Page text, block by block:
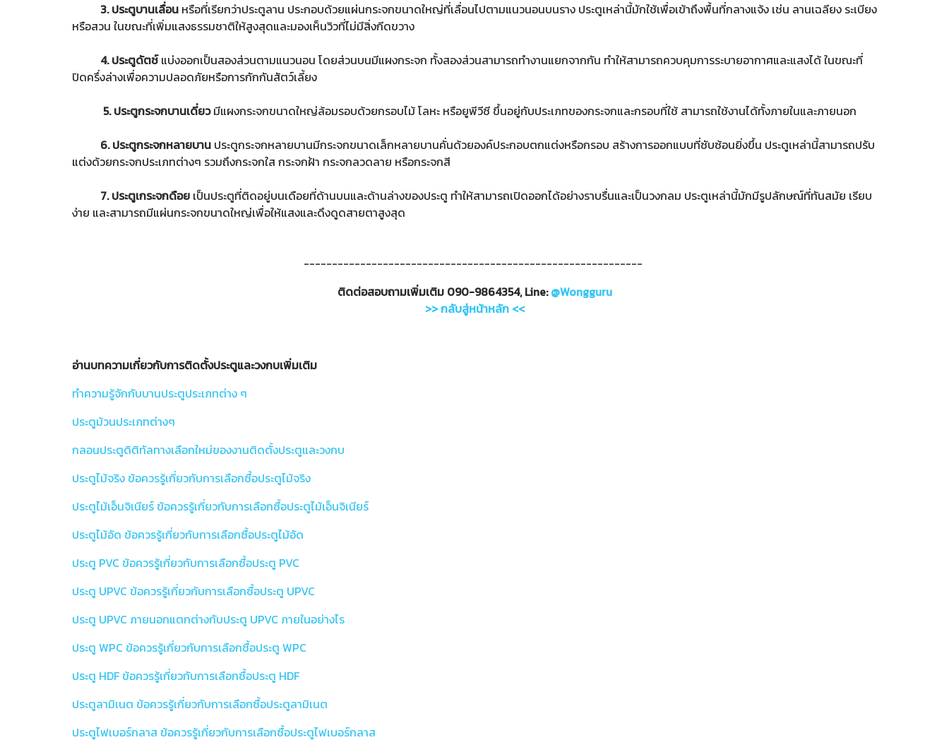
3. ประตูบานเลื่อน หรือที่เรียกว่าประตูลาน ประกอบด้วยแผ่นกระจกขนาดใหญ่ที่เลื่อนไปตามแนวนอนบนราง ประตูเหล่านี้มักใช้เพื่อเข้าถึงพื้นที่กลางแจ้ง เช่น ลานเฉลียง ระเบียง
หรือสวน ในขณะที่เพิ่มแสงธรรมชาติให้สูงสุดและมองเห็นวิวที่ไม่มีสิ่งกีดขวาง
4. ประตูดัตช์แบ่งออกเป็นสองส่วนตามแนวนอน โดยส่วนบนมีแผงกระจก ทั้งสองส่วนสามารถทำงานแยกจากกัน ทำให้สามารถควบคุมการระบายอากาศและแสงได้ ในขณะที่
ปิดครึ่งล่างเพื่อความปลอดภัยหรือการกักกันสัตว์เลี้ยง
5. ประตูกระจกบานเดี่ยวมีแผงกระจกขนาดใหญ่ล้อมรอบด้วยกรอบไม้ โลหะ หรือยูพีวีซี ขึ้นอยู่กับประเภทของกระจกและกรอบที่ใช้ สามารถใช้งานได้ทั้งภายในและภายนอก
6. ประตูกระจกหลายบาน ประตูกระจกหลายบานมีกระจกขนาดเล็กหลายบานคั่นด้วยองค์ประกอบตกแต่งหรือกรอบ สร้างการออกแบบที่ซับซ้อนยิ่งขึ้น ประตูเหล่านี้สามารถปรับ
แต่งด้วยกระจกประเภทต่างๆ รวมถึงกระจกใส กระจกฝ้า กระจกลวดลาย หรือกระจกสี
7. ประตูเกระจกดือย เป็นประตูที่ติดอยู่บนเดือยที่ด้านบนและด้านล่างของประตู ทำให้สามารถเปิดออกได้อย่างราบรื่นและเป็นวงกลม ประตูเหล่านี้มักมีรูปลักษณ์ที่ทันสมัย ​​เรียบ
ง่าย และสามารถมีแผ่นกระจกขนาดใหญ่เพื่อให้แสงและดึงดูดสายตาสูงสุด
------------------------------------------------------------
ติดต่อสอบถามเพิ่มเติม090-9864354, Line:@Wongguru
>> กลับสู่หน้าหลัก <<
อ่านบทความเกี่ยวกับการติดตั้งประตูและวงกบเพิ่มเติม
ทำความรู้จักกับบานประตูประเภทต่าง ๆ
ประตูม้วนประเภทต่างๆ
กลอนประตูดิติทัลทางเลือกใหม่ของงานติดตั้งประตูและวงกบ
ประตูไม้จริง ข้อควรรู้เกี่ยวกับการเลือกซื้อประตูไม้จริง
ประตูไม้เอ็นจิเนียร์ ข้อควรรู้เกี่ยวกับการเลือกซื้อประตูไม้เอ็นจิเนียร์
ประตูไม้อัด ข้อควรรู้เกี่ยวกับการเลือกซื้อประตูไม้อัด
ประตู PVC ข้อควรรู้เกี่ยวกับการเลือกซื้อประตู PVC
ประตู UPVC ข้อควรรู้เกี่ยวกับการเลือกซื้อประตู UPVC
ประตู UPVC ภายนอกแตกต่างกับประตู UPVC ภายในอย่างไร
ประตู WPC ข้อควรรู้เกี่ยวกับการเลือกซื้อประตู WPC
ประตู HDF ข้อควรรู้เกี่ยวกับการเลือกซื้อประตู HDF
ประตูลามิเนต ข้อควรรู้เกี่ยวกับการเลือกซื้อประตูลามิเนต
ประตูไฟเบอร์กลาส ข้อควรรู้เกี่ยวกับการเลือกซื้อประตูไฟเบอร์กลาส